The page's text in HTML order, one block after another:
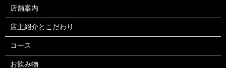
店舗案内
店主紹介とこだわり
コース
お飲み物